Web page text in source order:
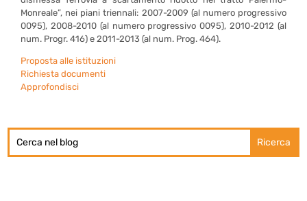
Monreale”, nei piani triennali: 2007-2009 (al numero progressivo
0095), 2008-2010 (al numero progressivo 0095), 2010-2012 (al
num. Progr. 416) e 2011-2013 (al num. Prog. 464).
Proposta alle istituzioni
Richiesta documenti
Approfondisci